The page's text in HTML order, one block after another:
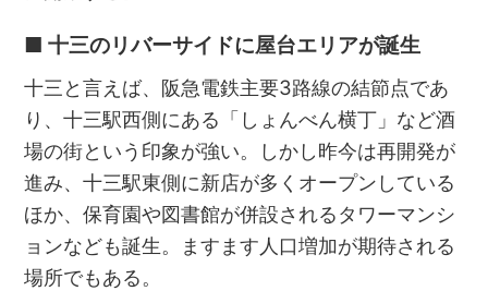
■ 十三のリバーサイドに屋台エリアが誕生
十三と言えば、阪急電鉄主要3路線の結節点であ
り、十三駅西側にある「しょんべん横丁」など酒
場の街という印象が強い。しかし昨今は再開発が
進み、十三駅東側に新店が多くオープンしている
ほか、保育園や図書館が併設されるタワーマンシ
ョンなども誕生。ますます人口増加が期待される
場所でもある。